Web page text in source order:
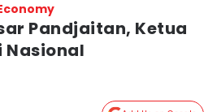
Pandjaitan, Ketua
Nasional